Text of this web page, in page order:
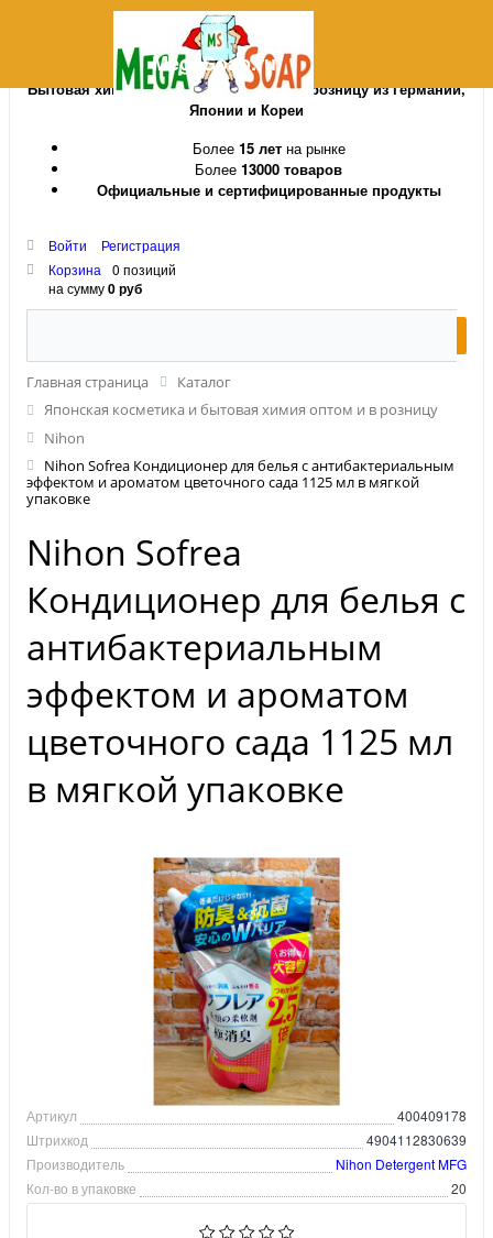
MegaSoap.ru
Бытовая химия и косметика оптом и в розницу из Германии,
Японии и Кореи
Более 15 летна рынке
Более 13000 товаров
Официальные и сертифицированные продукты
Войти
Регистрация
Корзина
0 позиций
на сумму0 руб
Главная страница
Каталог
Японская косметика и бытовая химия оптом и в розницу
Nihon
Nihon Sofrea Кондиционер для белья с антибактериальным
эффектом и ароматом цветочного сада 1125 мл в мягкой
упаковке
Nihon Sofrea
Кондиционер для белья с
антибактериальным
эффектом и ароматом
цветочного сада 1125 мл
в мягкой упаковке
Артикул
400409178
Штрихкод
4904112830639
Производитель
Nihon Detergent MFG
Кол-во в упаковке
20